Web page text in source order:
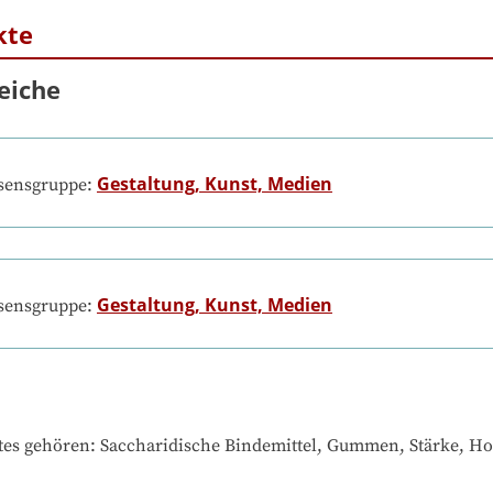
Gestaltung, Kunst, Medien
Gestaltung, Kunst, Medien
gehören: Saccharidische Bindemittel, Gummen, Stärke,